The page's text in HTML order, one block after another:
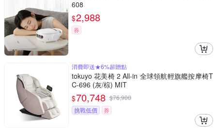
608
$2,988
券
消費即送★6%超贈點
tokuyo 花美椅 2 All-in 全球領航輕旗艦按摩椅T
C-696 (灰/棕) MIT
$70,748 $76,900
挑戰低價
券